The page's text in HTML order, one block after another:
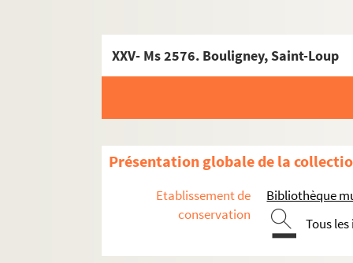
XXV- Ms 2576. Bouligney, Saint-Loup
Présentation globale de la
Etablissement de
conservation
Bibliothèque
Tous